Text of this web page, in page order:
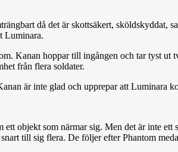
då det är skottsäkert, sköldskyddat,
Luminara.
Kanan hoppar till ingången och tar tyst ut
från flera soldater.
är inte glad och upprepar att Luminara
objekt som närmar sig. Men det är inte
till sig flera. De följer efter Phantom